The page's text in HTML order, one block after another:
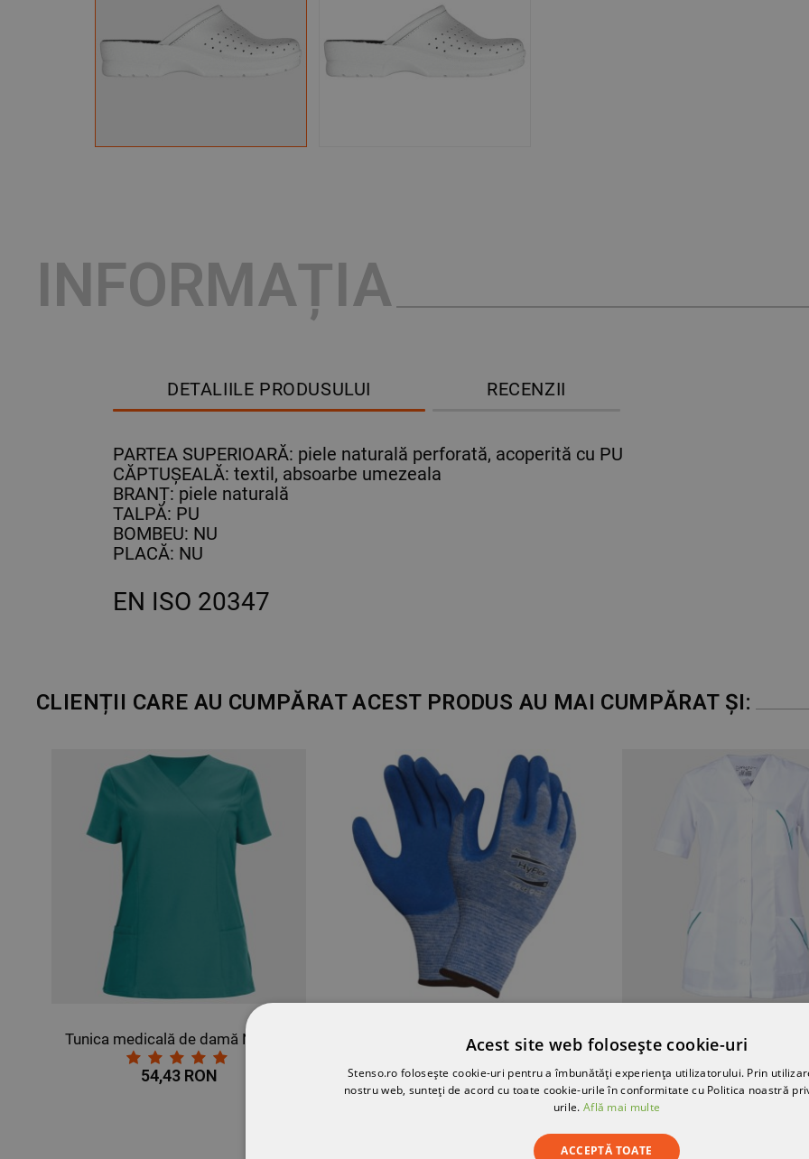
INFORMAȚIA
DETALIILE PRODUSULUI RECENZII
PARTEA SUPERIOARĂ: piele naturală perforată, acoperită cu PU
CĂPTUȘEALĂ: textil, absoarbe umezeala
BRANȚ: piele naturală
TALPĂ: PU
BOMBEU: NU
PLACĂ: NU
EN ISO 20347
CLIENȚII CARE AU CUMPĂRAT ACEST PRODUS AU MAI CUMPĂRAT ȘI:
18,16 RON
Tunică medicală pentru femei M11
97,03 RON
Impregnator
18,93
Acest site web folosește cookie-uri
Stenso.ro folosește cookie-uri pentru a îmbunătăți experiența utilizatorului. Prin
nostru web, sunteți de acord cu toate cookie-urile în conformitate cu Politica noastră
urile. Află mai multe
ACCEPTĂ TOATE